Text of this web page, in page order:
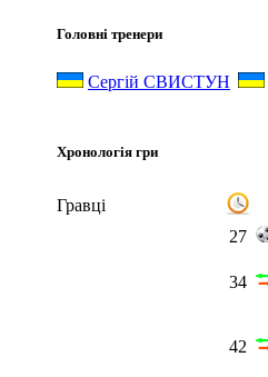
Головні тренери
Сергій СВИСТУН
Хронологія гри
Гравці
27
34
42